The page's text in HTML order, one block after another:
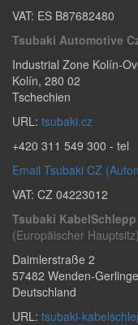
VAT: ES B87682480
Tsubaki Automotive
Industrial Zone Kolín-
Kolín, 280 02
Tschechien
URL: tsubaki.cz
+420 311 549 300 - tel
Email Tsubaki CZ
VAT: CZ 04223012
Tsubaki KabelSchlepp
(Europäischer Hauptsitz)
Daimlerstraße 2
57482 Wenden-
Deutschland
URL: tsubaki-